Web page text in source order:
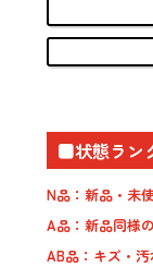
■状態ラン
N品：新品・未
A品：新品同様
AB品：キズ・汚